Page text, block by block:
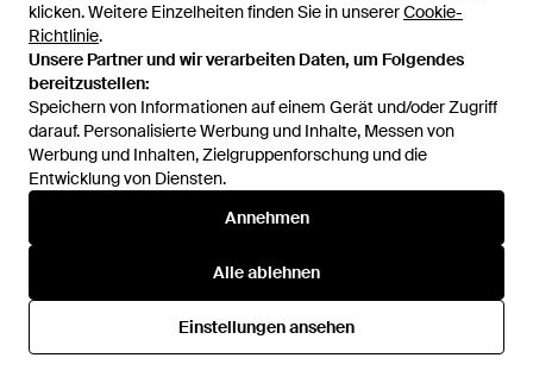
klicken. Weitere Einzelheiten finden Sie in unsererCookie-
Richtlinie.
Unsere Partner und wir verarbeiten Daten, um Folgendes
bereitzustellen:
Speichern von Informationen auf einem Gerät und/oder Zugriff
darauf. Personalisierte Werbung und Inhalte, Messen von
Werbung und Inhalten, Zielgruppenforschung und die
Entwicklung von Diensten.
Annehmen
Alle ablehnen
Einstellungen ansehen
klicken. Weitere Einzelheiten finden Sie in unsererCookie-
Richtlinie.
Unsere Partner und wir verarbeiten Daten, um Folgendes
bereitzustellen:
Speichern von Informationen auf einem Gerät und/oder Zugriff
darauf. Personalisierte Werbung und Inhalte, Messen von
Werbung und Inhalten, Zielgruppenforschung und die
Entwicklung von Diensten.
Annehmen
Alle ablehnen
Einstellungen ansehen
281 €
Kith
T-Shirt Mit Logo-Print - Weiß
Von FARFETCH
Kith
Osaka T-Shirt Mit Logo - Weiß
Von FARFETCH